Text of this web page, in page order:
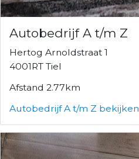
Autobedrijf A t/m Z
Hertog Arnoldstraat 1
4001RT Tiel
Afstand 2.77km
Autobedrijf A t/m Z bekijken